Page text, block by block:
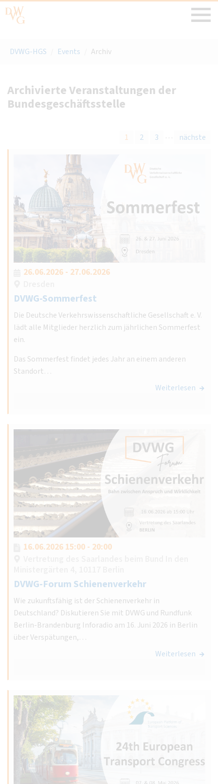
DVWG-HGS Events Archiv
Archivierte Veranstaltungen der
Bundesgeschäftsstelle
1 2 3 … nächste
26.06.2026 - 27.06.2026
DVWG-Sommerfest
Die Deutsche Verkehrswissenschaftliche Gesellschaft e. V.
lädt alle Mitglieder herzlich zum jährlichen Sommerfest
ein.
Das Sommerfest findet jedes Jahr an einem anderen
Standort…
Weiterlesen
16.06.2026 15:00 - 20:00
DVWG-Forum Schienenverkehr
Wie zukunftsfähig ist der Schienenverkehr in
Deutschland? Diskutieren Sie mit DVWG und Rundfunk
Berlin-Brandenburg Inforadio am 16. Juni 2026 in Berlin
über Verspätungen,…
Weiterlesen